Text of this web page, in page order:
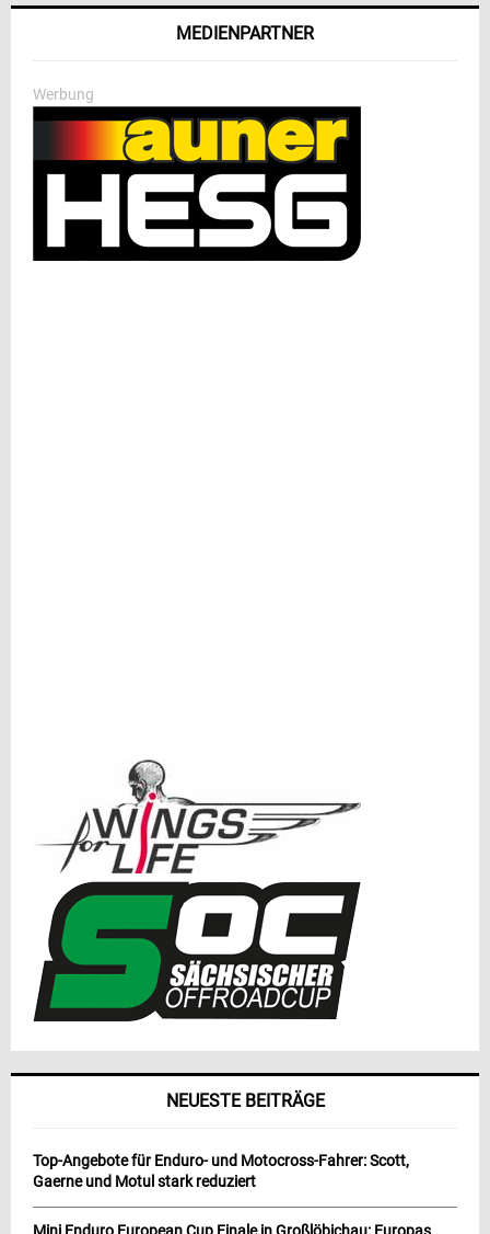
MEDIENPARTNER
Werbung
NEUESTE BEITRÄGE
Top-Angebote für Enduro- und Motocross-Fahrer: Scott,
Gaerne und Motul stark reduziert